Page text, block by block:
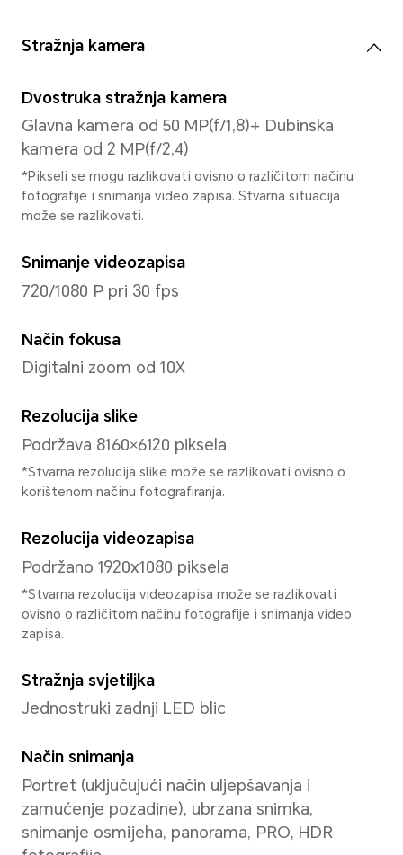
Tip zaslona FullView
Ekran sa kapljicama vode
Procesor
Model procesora
MediaTek Helio G85
Tip procesora
osmojezgreni
Dominantna frekvencija
2*Cortex-A75 do 2,0
1,8 Ghz